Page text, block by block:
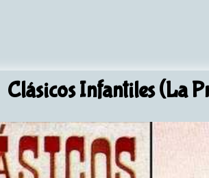
Clásicos Infantiles (La